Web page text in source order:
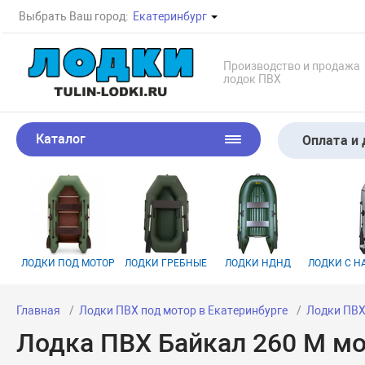
Выбрать Ваш город: Екатеринбург
Производство и продажа
лодок ПВХ
Каталог Оплата и
ЛОДКИ ПОД МОТОР ЛОДКИ ГРЕБНЫЕ ЛОДКИ НДНД ЛОДКИ С
Главная Лодки ПВХ под мотор в Екатеринбурге Лодки ПВХ
Лодка ПВХ Байкал 260 М